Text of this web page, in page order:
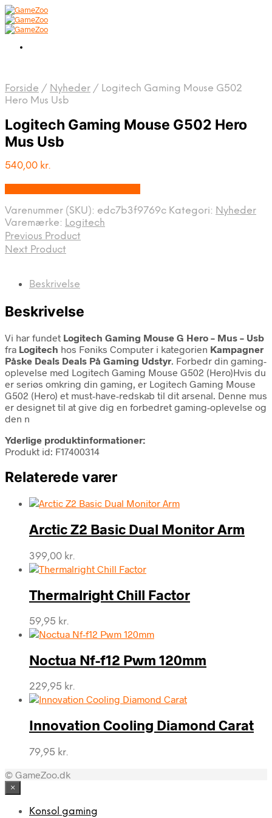
Forside / Nyheder / Logitech Gaming Mouse G502
Hero Mus Usb
Logitech Gaming Mouse G502 Hero
Mus Usb
540,00 kr.
Varenummer (SKU): edc7b3f9769c Kategori: Nyheder
Varemærke: Logitech
Previous Product
Next Product
Beskrivelse
Beskrivelse
Vi har fundet Logitech Gaming Mouse G Hero – Mus – Usb
fra Logitech hos Føniks Computer i kategorien Kampagner
Påske Deals Deals På Gaming Udstyr. Forbedr din gaming-
oplevelse med Logitech Gaming Mouse G502 (Hero)Hvis du
er seriøs omkring din gaming, er Logitech Gaming Mouse
G502 (Hero) et must-have-redskab til dit arsenal. Denne mus
er designet til at give dig en forbedret gaming-oplevelse og
den n
Yderlige produktinformationer:
Produkt id: F17400314
Relaterede varer
Arctic Z2 Basic Dual Monitor Arm
399,00 kr.
Thermalright Chill Factor
59,95 kr.
Noctua Nf-f12 Pwm 120mm
229,95 kr.
Innovation Cooling Diamond Carat
79,95 kr.
© GameZoo.dk
×
Konsol gaming